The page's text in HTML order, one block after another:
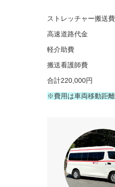
ストレッチャー搬送費
高速道路代金
軽介助費
搬送看護師費
合計220,000円
※費用は車両移動距